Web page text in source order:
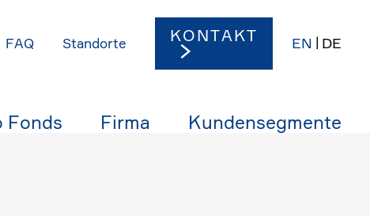
Fonds Firma Kunden­seg­mente
FAQ Stand­orte KONTAKT EN DE